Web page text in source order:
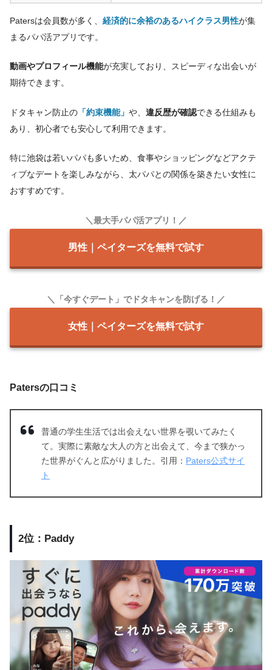
Patersは会員数が多く、 経済的に余裕のあるハイクラス男性が集
まるパパ活アプリです。
動画やプロフィール機能が充実しており、スピーディな出会いが
期待できます。
ドタキャン防止の 「約束機能」 や、 違反歴が確認できる仕組みも
あり、初心者でも安心して利用できます。
特に池袋は若いパパも多いため、食事やショッピングなどアクテ
ィブなデートを楽しみながら、太パパとの関係を築きたい女性に
おすすめです。
＼最大手パパ活アプリ！／
男性｜ペイターズを無料で試す
＼「今すぐデート」でドタキャンを防げる！／
女性｜ペイターズを無料で試す
Patersの口コミ
普通の学生生活では出会えない世界を覗いてみたく
て。実際に素敵な大人の方と出会えて、今まで狭かっ
た世界がぐんと広がりました。引用： Paters公式サイ
ト
2位：Paddy